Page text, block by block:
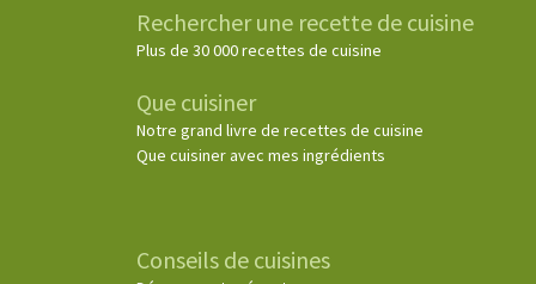
Rechercher une recette de cuisine
Plus de 30 000 recettes de cuisine
Que cuisiner
Notre grand livre de recettes de cuisine
Que cuisiner avec mes ingrédients
Conseils de cuisines